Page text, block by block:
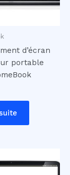
d’écran
portable